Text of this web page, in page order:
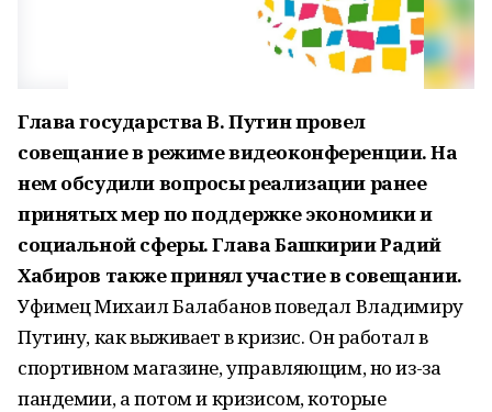
Глава государства В. Путин провел
совещание в режиме видеоконференции. На
нем обсудили вопросы реализации ранее
принятых мер по поддержке экономики и
социальной сферы. Глава Башкирии Радий
Хабиров также принял участие в совещании.
Уфимец Михаил Балабанов поведал Владимиру
Путину, как выживает в кризис. Он работал в
спортивном магазине, управляющим, но из-за
пандемии, а потом и кризисом, которые